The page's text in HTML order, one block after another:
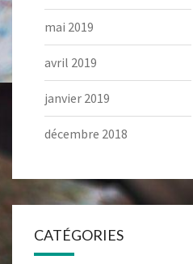
mai 2019
avril 2019
janvier 2019
décembre 2018
CATÉGORIES